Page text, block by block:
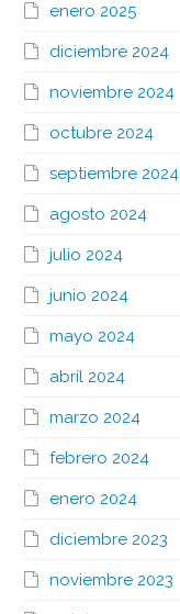
enero 2025
diciembre 2024
noviembre 2024
octubre 2024
septiembre 2024
agosto 2024
julio 2024
junio 2024
mayo 2024
abril 2024
marzo 2024
febrero 2024
enero 2024
diciembre 2023
noviembre 2023